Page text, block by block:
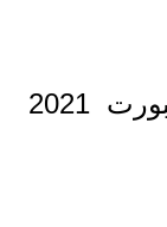
خمس إصدارات لبرونكو سبورت 2021